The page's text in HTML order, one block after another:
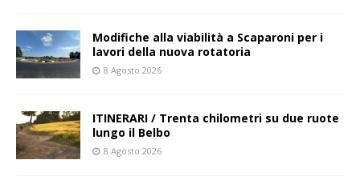
Modifiche alla viabilità a Scaparoni per i
lavori della nuova rotatoria
8 Agosto 2026
ITINERARI / Trenta chilometri su due ruote
lungo il Belbo
8 Agosto 2026